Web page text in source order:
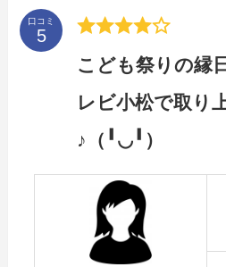
口コミ
こども祭りの縁
レビ小松で取り
♪（╹◡╹）